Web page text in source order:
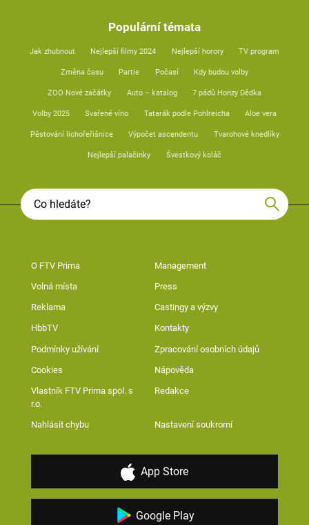
Populární témata
Jak zhubnout Nejlepší filmy 2024 Nejlepší horory TV program
Změna času Partie Počasí Kdy budou volby
ZOO Nové začátky Auto – katalog 7 pádů Honzy Dědka
Volby 2025 Svařené víno Tatarák podle Pohlreicha Aloe vera
Pěstování lichořeřišnice Výpočet ascendentu Tvarohové knedlíky
Nejlepší palačinky Švestkový koláč
O FTV Prima Management
Volná místa Press
Reklama Castingy a výzvy
HbbTV Kontakty
Podmínky užívání Zpracování osobních údajů
Cookies Nápověda
Vlastník FTV Prima spol. s
r.o.
Redakce
Nahlásit chybu Nastavení soukromí
App Store
Google Play